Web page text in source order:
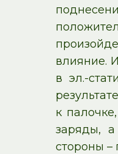
влияние.
в эл.-
к
заряды,
стороны –